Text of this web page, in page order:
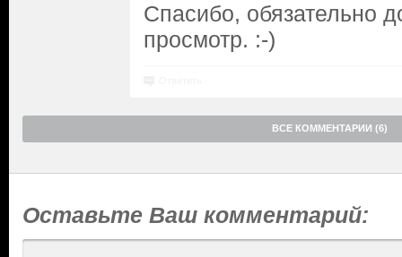
Спасибо, обязательно
просмотр. :-)
ВСЕ КОММЕНТАРИИ (6)
Оставьте Ваш комментарий: